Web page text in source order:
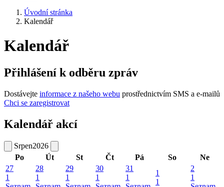
Úvodní stránka
Kalendář
Kalendář
Přihlášení k odběru zpráv
Dostávejte informace z našeho webu prostřednictvím SMS a e-mailů
Chci se zaregistrovat
Kalendář akcí
Srpen2026
Po
Út St Čt Pá So
Ne
27
1
28
1
29
1
30
1
31
1
1
1
2
1